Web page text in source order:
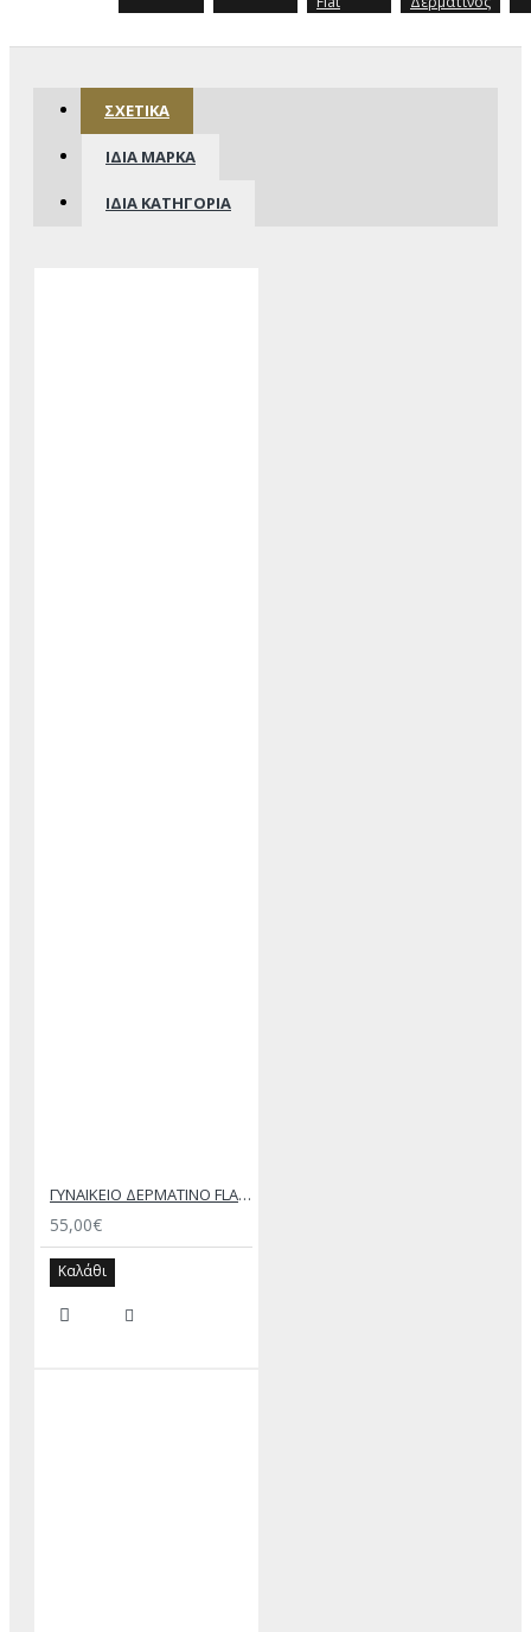
ΣΧΕΤΙΚΆ
ΊΔΙΑ ΜΆΡΚΑ
ΊΔΙΑ ΚΑΤΗΓΟΡΊΑ
ΓΥΝΑΙΚΕΙΟ ΔΕΡΜΑΤΙΝΟ FLAT ΣΑΝΔΑΛΙ ΛΕΥΚΟ ΑΝΕΣΙΣ
55,00€
Καλάθι